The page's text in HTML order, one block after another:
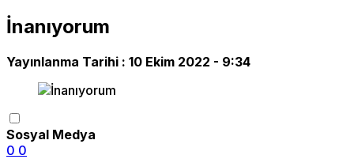
İnanıyorum
Yayınlanma Tarihi : 10 Ekim 2022 - 9:34
Sosyal Medya
0 0